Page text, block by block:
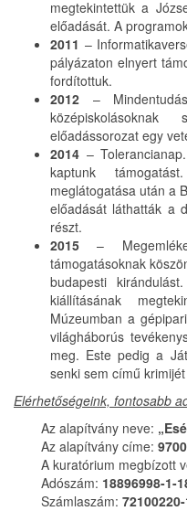
megtekintettük a
előadását. A
2011 –
pályázaton elnyert
fordítottuk.
2012 –
középiskolásoknak
előadássorozat egy
2014 –
kaptunk
meglátogatása után a
előadását láthatták a
részt.
2015 –
támogatásoknak
budapesti
kiállításának
Múzeumban a
világháborús
meg. Este pedig a
senki sem című
Elérhetőségeink, fontosabb
Az alapítvány neve:
Az alapítvány címe:
A kuratórium megbízott
Adószám: 18896998-1-
Számlaszám: